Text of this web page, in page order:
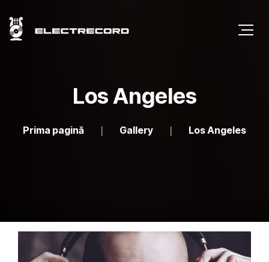
Los Angeles
Prima pagină Gallery Los Angeles